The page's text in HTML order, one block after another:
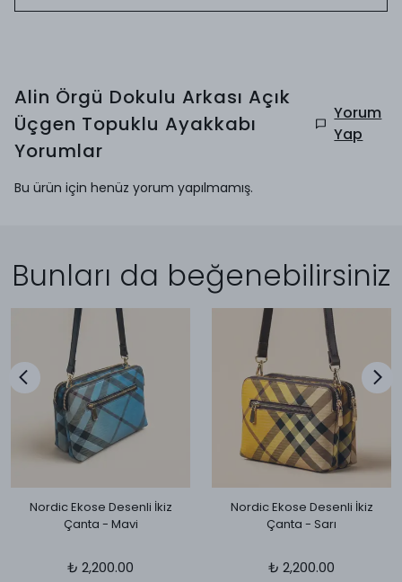
Alin Örgü Dokulu Arkası Açık
Üçgen Topuklu Ayakkabı
Yorumlar
Yorum
Yap
Bu ürün için henüz yorum yapılmamış.
Bunları da beğenebilirsiniz
Nordic Ekose Desenli İkiz
Çanta - Mavi
₺ 2,200.00
Nordic Ekose Desenli İkiz
Çanta - Sarı
₺ 2,200.00